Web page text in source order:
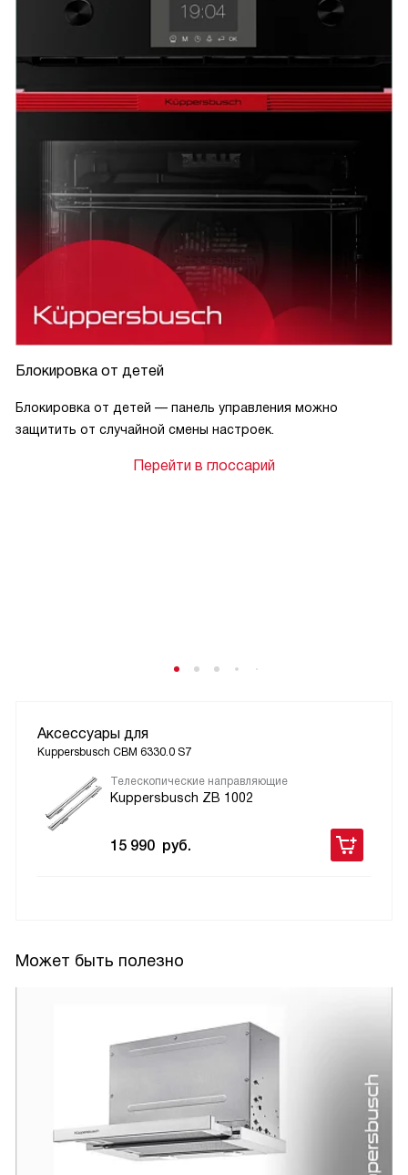
Блокировка от детей
Блокировка от детей — панель управления можно
защитить от случайной смены настроек.
Перейти в глоссарий
Аксессуары для
Kuppersbusch CBM 6330.0 S7
Телескопические направляющие
Kuppersbusch ZB 1002
15 990 руб.
Может быть полезно